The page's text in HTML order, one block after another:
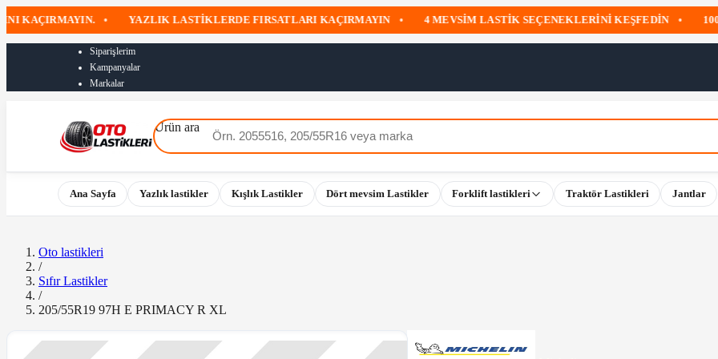
• YAZLIK LASTIKLERDE FIRSATLARI KAÇIRMAYIN • 4 MEVSIM LASTIK SEÇENEKLERINI KEŞFEDIN • 1000
Siparişlerim
Kampanyalar
Markalar
Ürün ara
Ana Sayfa Yazlık lastikler Kışlık Lastikler Dört mevsim Lastikler Forklift lastikleri Traktör Lastikleri Jantlar
Oto lastikleri
/
Sıfır Lastikler
/
205/55R19 97H E PRIMACY R XL